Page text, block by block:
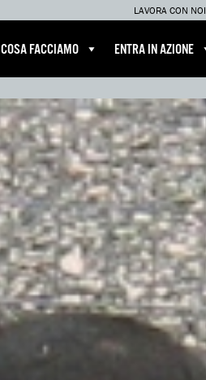
LAVORA CON NOI
COSA FACCIAMO ENTRA IN AZIONE